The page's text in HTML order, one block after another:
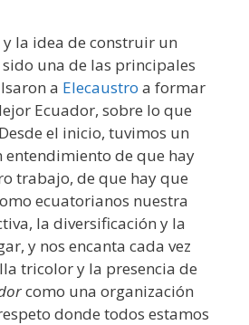
la idea de construir un
una de las principales
a Elecaustro a formar
Ecuador, sobre lo que
el inicio, tuvimos un
entendimiento de que hay
trabajo, de que hay que
ecuatorianos nuestra
la diversificación y la
y nos encanta cada vez
tricolor y la presencia de
como una organización
donde todos estamos